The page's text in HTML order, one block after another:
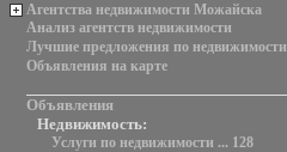
Агентства недвижимости Можайска
Анализ агентств недвижимости
Лучшие предложения по недвижимости
Объявления на карте
Объявления
Недвижимость:
Услуги по недвижимости ... 128